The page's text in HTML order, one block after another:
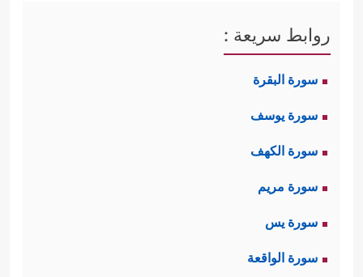
روابط سريعة :
سورة البقرة
سورة يوسف
سورة الكهف
سورة مريم
سورة يس
سورة الواقعة